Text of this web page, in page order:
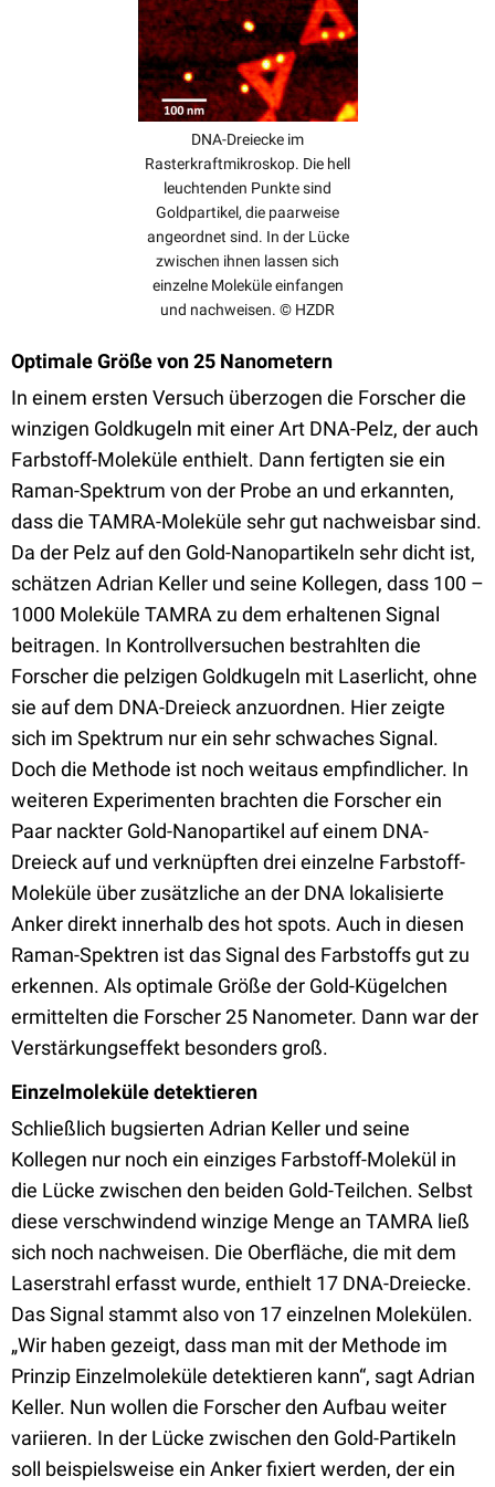
DNA-Dreiecke im
Rasterkraftmikroskop. Die hell
leuchtenden Punkte sind
Goldpartikel, die paarweise
angeordnet sind. In der Lücke
zwischen ihnen lassen sich
einzelne Moleküle einfangen
und nachweisen. © HZDR
Optimale Größe von 25 Nanometern
In einem ersten Versuch überzogen die Forscher die
winzigen Goldkugeln mit einer Art DNA-Pelz, der auch
Farbstoff-Moleküle enthielt. Dann fertigten sie ein
Raman-Spektrum von der Probe an und erkannten,
dass die TAMRA-Moleküle sehr gut nachweisbar sind.
Da der Pelz auf den Gold-Nanopartikeln sehr dicht ist,
schätzen Adrian Keller und seine Kollegen, dass 100 –
1000 Moleküle TAMRA zu dem erhaltenen Signal
beitragen. In Kontrollversuchen bestrahlten die
Forscher die pelzigen Goldkugeln mit Laserlicht, ohne
sie auf dem DNA-Dreieck anzuordnen. Hier zeigte
sich im Spektrum nur ein sehr schwaches Signal.
Doch die Methode ist noch weitaus empfindlicher. In
weiteren Experimenten brachten die Forscher ein
Paar nackter Gold-Nanopartikel auf einem DNA-
Dreieck auf und verknüpften drei einzelne Farbstoff-
Moleküle über zusätzliche an der DNA lokalisierte
Anker direkt innerhalb des hot spots. Auch in diesen
Raman-Spektren ist das Signal des Farbstoffs gut zu
erkennen. Als optimale Größe der Gold-Kügelchen
ermittelten die Forscher 25 Nanometer. Dann war der
Verstärkungseffekt besonders groß.
Einzelmoleküle detektieren
Schließlich bugsierten Adrian Keller und seine
Kollegen nur noch ein einziges Farbstoff-Molekül in
die Lücke zwischen den beiden Gold-Teilchen. Selbst
diese verschwindend winzige Menge an TAMRA ließ
sich noch nachweisen. Die Oberfläche, die mit dem
Laserstrahl erfasst wurde, enthielt 17 DNA-Dreiecke.
Das Signal stammt also von 17 einzelnen Molekülen.
„Wir haben gezeigt, dass man mit der Methode im
Prinzip Einzelmoleküle detektieren kann“, sagt Adrian
Keller. Nun wollen die Forscher den Aufbau weiter
variieren. In der Lücke zwischen den Gold-Partikeln
soll beispielsweise ein Anker fixiert werden, der ein